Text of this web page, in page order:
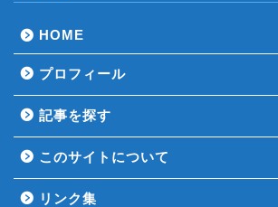
HOME
プロフィール
記事を探す
このサイトについて
リンク集